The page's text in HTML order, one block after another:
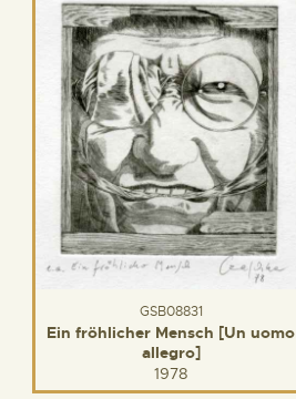
GSB08831
Ein fröhlicher Mensch [Un uomo
allegro]
1978